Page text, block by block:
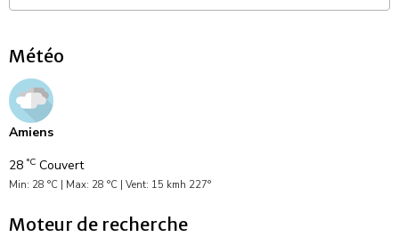
Météo
Amiens
28 °C Couvert
Min: 28 °C | Max: 28 °C | Vent: 15 kmh 227°
Moteur de recherche